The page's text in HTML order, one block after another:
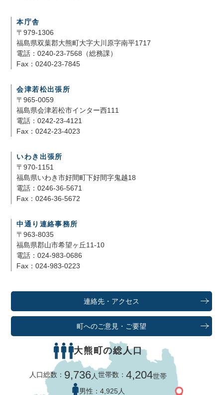
本庁舎
〒979-1306
福島県双葉郡大熊町大字大川原字南平1717
電話：0240-23-7568（総務課）
Fax：0240-23-7845
会津若松出張所
〒965-0059
福島県会津若松市インター西111
電話：0242-23-4121
Fax：0242-23-4023
いわき出張所
〒970-1151
福島県いわき市好間町下好間字鬼越18
電話：0246-36-5671
Fax：0246-36-5672
中通り連絡事務所
〒963-8035
福島県郡山市希望ヶ丘11-10
電話：024-983-0686
Fax：024-983-0223
連絡先・アクセス
町へのご意見・ご要望
大熊町の総人口
人口総数： 9,736人世帯数：4,204世帯
男性： 4,925人